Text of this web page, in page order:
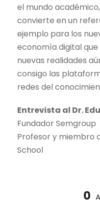
el mundo
convierte en un
ejemplo para los
economía digital
nuevas realidades
consigo las
redes del
Entrevista al Dr.
Fundador Semgroup
Profesor y miembro
School
0